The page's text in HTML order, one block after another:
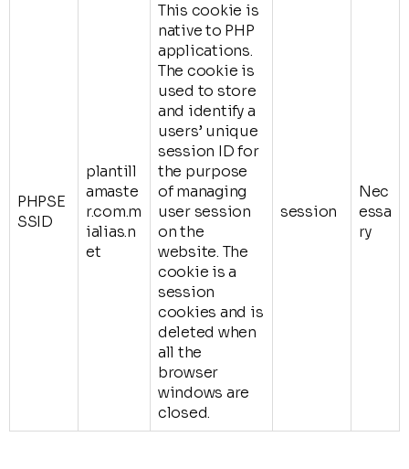
PHPSE
SSID
plantill
amaste
r.com.m
ialias.n
et
This cookie is
native to PHP
applications.
The cookie is
used to store
and identify a
users’ unique
session ID for
the purpose
of managing
user session
on the
website. The
cookie is a
session
cookies and is
deleted when
all the
browser
windows are
closed.
session
Nec
essa
ry